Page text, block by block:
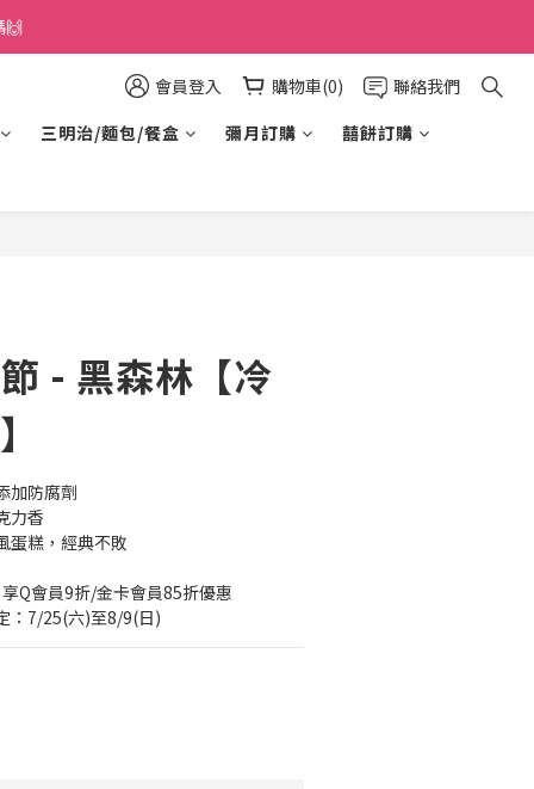
🙌
會員登入 購物車(0)
聯絡我們
三明治/麵包/餐盒 彌月訂購
囍餅訂購
- 黑森林【冷
加防腐劑
力香
蛋糕，經典不敗
Q會員9折/金卡會員85折優惠
：7/25(六)至8/9(日)